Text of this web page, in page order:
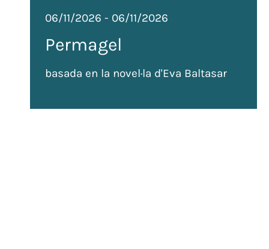
06/11/2026 - 06/11/2026
Permagel
basada en la novel·la d'Eva Baltasar